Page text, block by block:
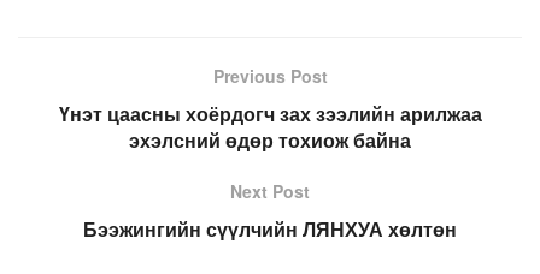
Previous Post
Үнэт цаасны хоёрдогч зах зээлийн арилжаа
эхэлсний өдөр тохиож байна
Next Post
Бээжингийн сүүлчийн ЛЯНХУА хөлтөн